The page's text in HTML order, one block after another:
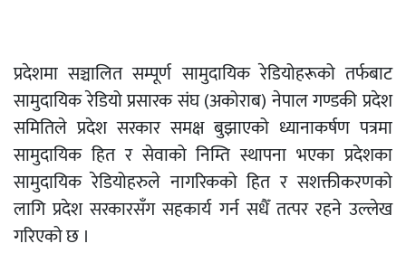
प्रदेशमा सञ्चालित सम्पूर्ण सामुदायिक रेडियोहरूको तर्फबाट
सामुदायिक रेडियो प्रसारक संघ (अकोराब) नेपाल गण्डकी प्रदेश
समितिले प्रदेश सरकार समक्ष बुझाएको ध्यानाकर्षण पत्रमा
सामुदायिक हित र सेवाको निम्ति स्थापना भएका प्रदेशका
सामुदायिक रेडियोहरुले नागरिकको हित र सशक्तीकरणको
लागि प्रदेश सरकारसँग सहकार्य गर्न सधैँ तत्पर रहने उल्लेख
गरिएको छ ।